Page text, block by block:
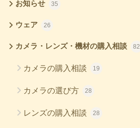
お知らせ 35
ウェア 26
カメラ・レンズ・機材の購入相談 82
カメラの購入相談 19
カメラの選び方 28
レンズの購入相談 28